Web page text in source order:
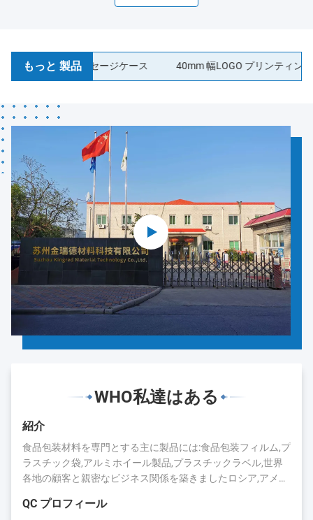
もっと 製品
ーゲンソーセージケース 40mm 幅LOGO プリンティング 防水
WHO私達はある
紹介
食品包装材料を専門とする主に製品には:食品包装フィルム,プ
ラスチック袋,アルミホイール製品,プラスチックラベル,世界
各地の顧客と親密なビジネス関係を築きましたロシア,アメリ
長年の蓄積により,キングレッドは評判と業界での存在を得ま
QC プロフィール